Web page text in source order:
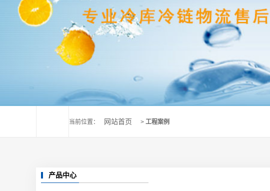
当前位置： 网站首页 > 工程案例
产品中心